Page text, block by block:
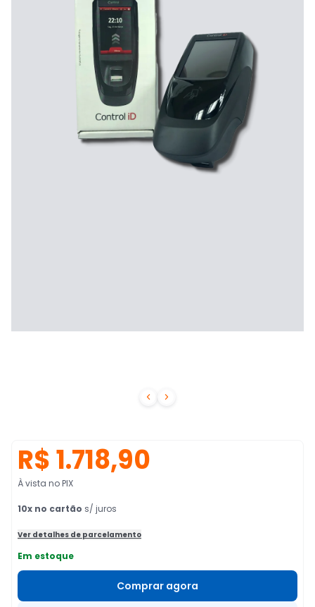
 
R$ 1.718,90
À vista no PIX
10x no cartão s/ juros
Ver detalhes de parcelamento
Em estoque
Comprar agora